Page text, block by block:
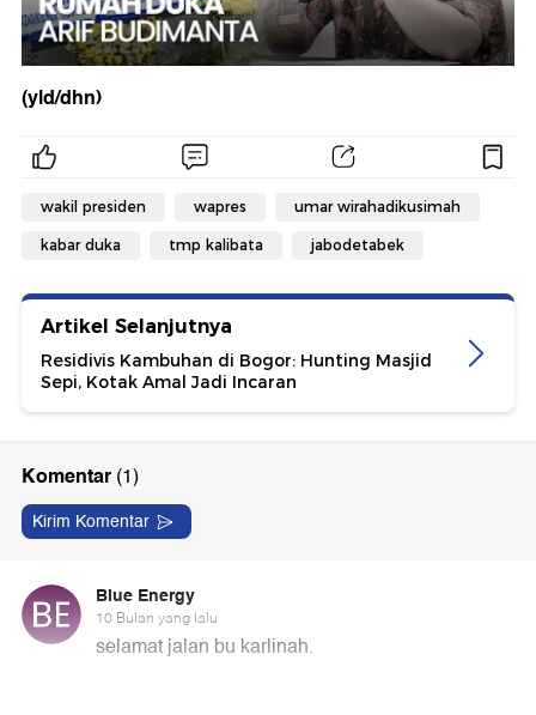
(yld/dhn)
wakil presiden wapres umar wirahadikusimah
kabar duka tmp kalibata jabodetabek
Artikel Selanjutnya
Residivis Kambuhan di Bogor: Hunting Masjid
Sepi, Kotak Amal Jadi Incaran